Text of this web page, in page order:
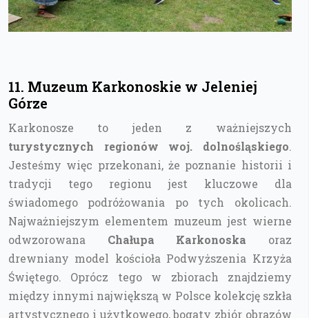
11. Muzeum Karkonoskie w Jeleniej
Górze
Karkonosze to jeden z ważniejszych
turystycznych regionów woj. dolnośląskiego.
Jesteśmy więc przekonani, że poznanie historii i
tradycji tego regionu jest kluczowe dla
świadomego podróżowania po tych okolicach.
Najważniejszym elementem muzeum jest wierne
odwzorowana Chałupa Karkonoska oraz
drewniany model kościoła Podwyższenia Krzyża
Świętego. Oprócz tego w zbiorach znajdziemy
między innymi największą w Polsce kolekcję szkła
artystycznego i użytkowego, bogaty zbiór obrazów